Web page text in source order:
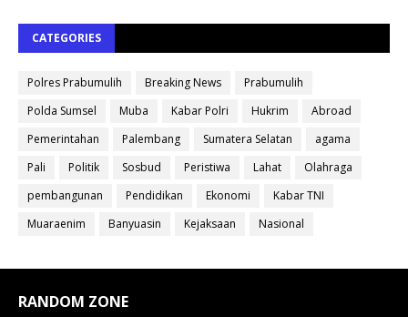
CATEGORIES
Polres Prabumulih Breaking News
Prabumulih
Polda Sumsel
Muba Kabar Polri Hukrim
Abroad
Pemerintahan
Palembang Sumatera Selatan
agama
Pali
Politik Sosbud Peristiwa Lahat
Olahraga
pembangunan
Pendidikan Ekonomi
Kabar TNI
Muaraenim
Banyuasin Kejaksaan Nasional
RANDOM ZONE